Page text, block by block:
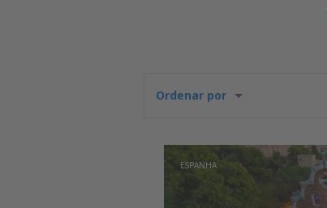
Ordenar por
ESPANHA